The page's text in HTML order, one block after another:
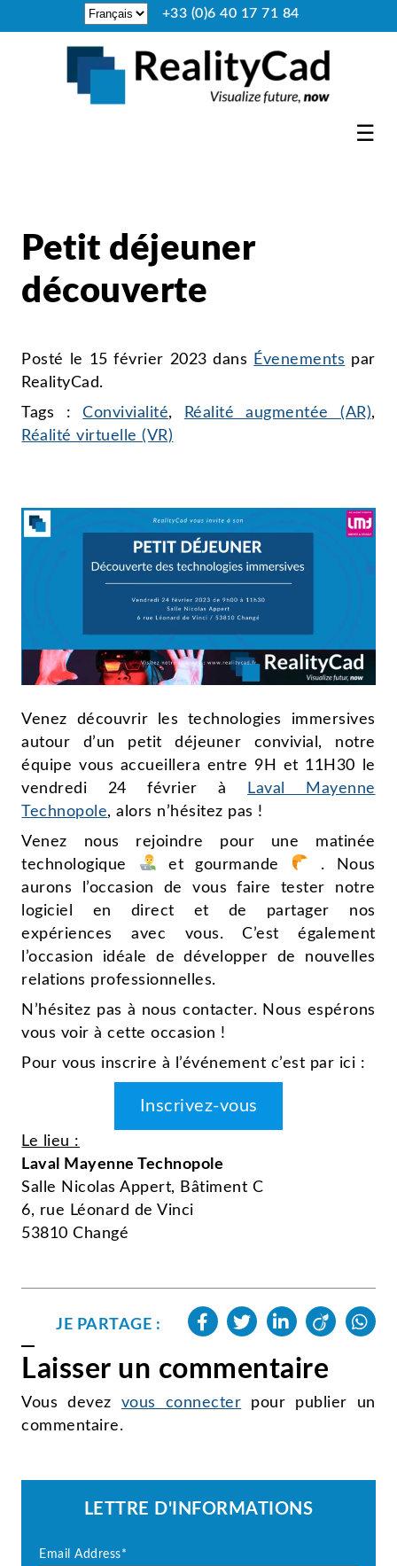
+33 (0)6 40 17 71 84
☰
Petit déjeuner
découverte
Posté le 15 février 2023 dans Évenements par
RealityCad.
Tags :Convivialité, Réalité augmentée (AR),
Réalité virtuelle (VR)
Venez découvrir les technologies immersives
autour d’un petit déjeuner convivial, notre
équipe vous accueillera entre 9H et 11H30 le
vendredi 24 février à
Laval Mayenne
Technopole, alors n’hésitez pas !
Venez nous rejoindre pour une matinée
technologique
et gourmande
. Nous
aurons l’occasion de vous faire tester notre
logiciel en direct et de partager nos
expériences avec vous. C’est également
l’occasion idéale de développer de nouvelles
relations professionnelles.
N’hésitez pas à nous contacter. Nous espérons
vous voir à cette occasion !
Pour vous inscrire à l’événement c’est par ici :
Inscrivez-vous
Le lieu :
Laval Mayenne Technopole
Salle Nicolas Appert, Bâtiment C
6, rue Léonard de Vinci
53810 Changé
JE PARTAGE :
Laisser un commentaire
Vous devez vous connecter pour publier un
commentaire.
LETTRE D'INFORMATIONS
Email Address*